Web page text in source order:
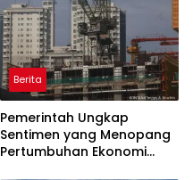
Berita
Pemerintah Ungkap
Sentimen yang Menopang
Pertumbuhan Ekonomi